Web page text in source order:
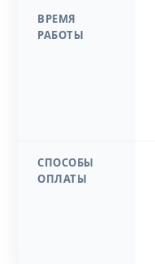
ВРЕМЯ
РАБОТЫ
СПОСОБЫ
ОПЛАТЫ